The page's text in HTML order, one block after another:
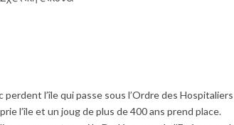
l’île qui passe sous l’Ordre des
l’île et un joug de plus de 400 ans prend place.